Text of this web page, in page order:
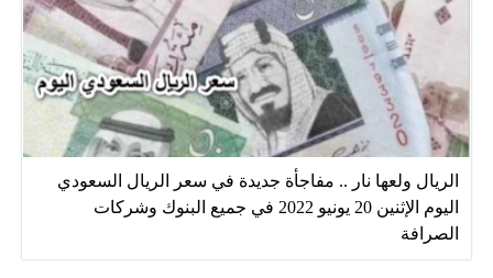
الريال ولعها نار .. مفاجأة جديدة في سعر الريال السعودي
اليوم الإثنين 20 يونيو 2022 في جميع البنوك وشركات
الصرافة